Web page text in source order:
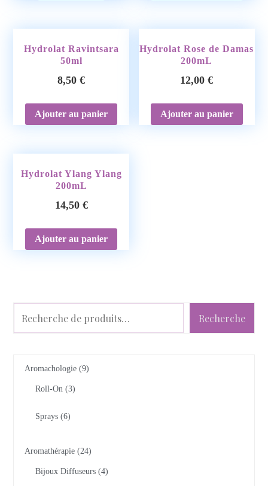
Hydrolat Ravintsara
50ml
8,50€
Ajouter au panier
Hydrolat Rose de Damas
200mL
12,00€
Ajouter au panier
Hydrolat Ylang Ylang
200mL
14,50 €
Ajouter au panier
Recherche
Aromachologie 9
Roll-On 3
Sprays 6
Aromathérapie 24
Bijoux Diffuseurs 4